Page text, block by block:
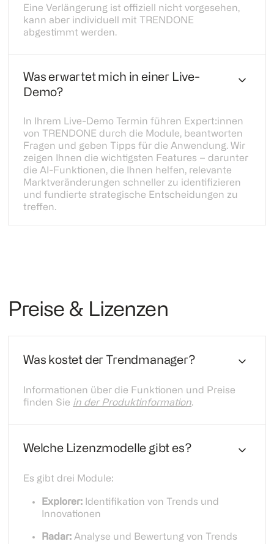
Eine Verlängerung ist offiziell nicht vorgesehen,
kann aber individuell mit TRENDONE
abgestimmt werden.
Was erwartet mich in einer Live-
Demo?
In Ihrem Live-Demo Termin führen Expert:innen
von TRENDONE durch die Module, beantworten
Fragen und geben Tipps für die Anwendung. Wir
zeigen Ihnen die wichtigsten Features – darunter
die AI-Funktionen, die Ihnen helfen, relevante
Marktveränderungen schneller zu identifizieren
und fundierte strategische Entscheidungen zu
treffen.
Preise & Lizenzen
Was kostet der Trendmanager?
Informationen über die Funktionen und Preise
finden Sie in der Produktinformation.
Welche Lizenzmodelle gibt es?
Es gibt drei Module:
Explorer:Identifikation von Trends und
Innovationen
Radar:Analyse und Bewertung von Trends